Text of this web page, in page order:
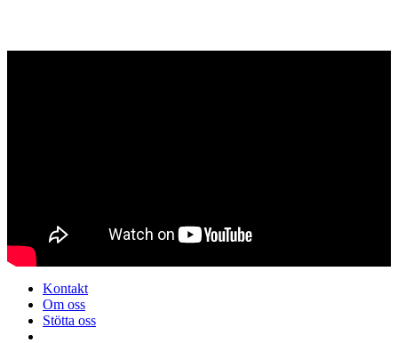
Kontakt
Om oss
Stötta oss